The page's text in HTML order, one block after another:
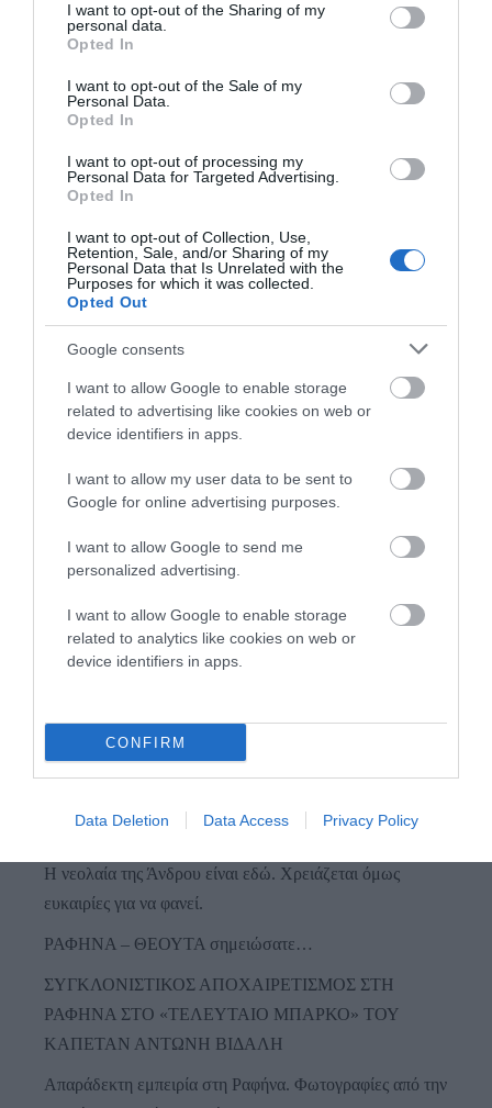
not limited to your visit or usage behaviour. You may click to
grant or deny consent to Google and its third-party tags to
use your data for below specified purposes in below Google
consent section.
I want to opt-out of the Sharing of my
personal data.
Opted In
I want to opt-out of the Sale of my
Personal Data.
Opted In
I want to opt-out of processing my
Personal Data for Targeted Advertising.
Opted In
I want to opt-out of Collection, Use,
Retention, Sale, and/or Sharing of my
Personal Data that Is Unrelated with the
Purposes for which it was collected.
Opted Out
Google consents
I want to allow Google to enable storage
related to advertising like cookies on web or
device identifiers in apps.
I want to allow my user data to be sent to
Google for online advertising purposes.
I want to allow Google to send me
personalized advertising.
I want to allow Google to enable storage
related to analytics like cookies on web or
device identifiers in apps.
CONFIRM
Data Deletion Data Access Privacy Policy
Η νεολαία της Άνδρου είναι εδώ. Χρειάζεται όμως
ευκαιρίες για να φανεί.
ΡΑΦΗΝΑ – ΘΕΟΥΤΑ σημειώσατε…
ΣΥΓΚΛΟΝΙΣΤΙΚΟΣ ΑΠΟΧΑΙΡΕΤΙΣΜΟΣ ΣΤΗ
ΡΑΦΗΝΑ ΣΤΟ «ΤΕΛΕΥΤΑΙΟ ΜΠΑΡΚΟ» ΤΟΥ
ΚΑΠΕΤΑΝ ΑΝΤΩΝΗ ΒΙΔΑΛΗ
Απαράδεκτη εμπειρία στη Ραφήνα. Φωτογραφίες από την